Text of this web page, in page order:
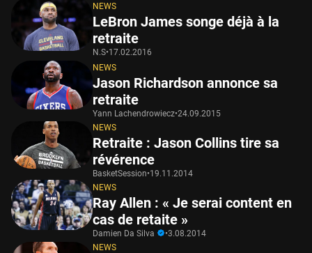
NEWS
LeBron James songe déjà à la
retraite
N.S•17.02.2016
NEWS
Jason Richardson annonce sa
retraite
Yann Lachendrowiecz•24.09.2015
NEWS
Retraite : Jason Collins tire sa
révérence
BasketSession•19.11.2014
NEWS
Ray Allen : « Je serai content en
cas de retaite »
Damien Da Silva •3.08.2014
NEWS